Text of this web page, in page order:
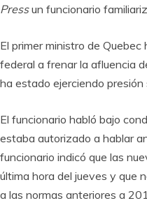
Pressun funcionario
El primer ministro de
federal a frenar la afluencia
ha estado ejerciendo presión
El funcionario habló bajo
estaba autorizado a hablar
funcionario indicó que las
última hora del jueves y que
a las normas anteriores a